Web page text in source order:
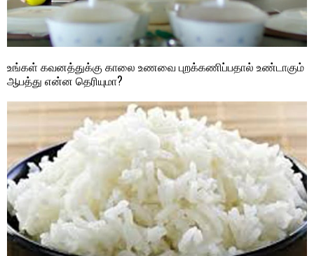
உங்கள் கவனத்துக்கு காலை உணவை புறக்கணிப்பதால் உண்டாகும்
ஆபத்து என்ன தெரியுமா?